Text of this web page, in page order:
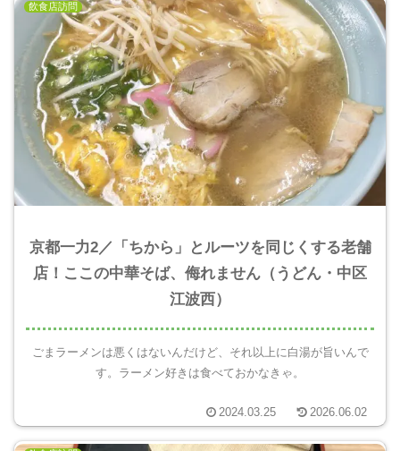
飲食店訪問
京都一力2／「ちから」とルーツを同じくする老舗
店！ここの中華そば、侮れません（うどん・中区
江波西）
ごまラーメンは悪くはないんだけど、それ以上に白湯が旨いんで
す。ラーメン好きは食べておかなきゃ。
2024.03.25 2026.06.02